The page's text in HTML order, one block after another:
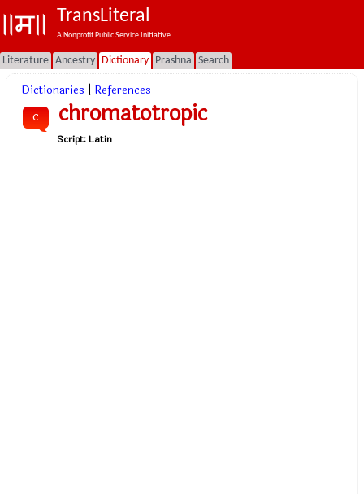
TransLiteral
A Nonprofit Public Service Initiative.
Literature Ancestry Dictionary Prashna Search
Dictionaries References
c chromatotropic
Script:Latin